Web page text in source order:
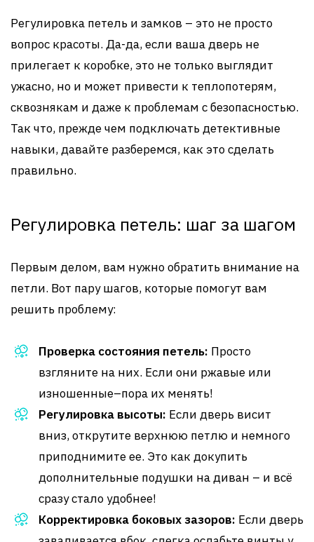
Регулировка петель и замков – это не просто
вопрос красоты. Да-да, если ваша дверь не
прилегает к коробке, это не только выглядит
ужасно, но и может привести к теплопотерям,
сквознякам и даже к проблемам с безопасностью.
Так что, прежде чем подключать детективные
навыки, давайте разберемся, как это сделать
правильно.
Регулировка петель: шаг за шагом
Первым делом, вам нужно обратить внимание на
петли. Вот пару шагов, которые помогут вам
решить проблему:
Проверка состояния петель: Просто
взгляните на них. Если они ржавые или
изношенные–пора их менять!
Регулировка высоты: Если дверь висит
вниз, открутите верхнюю петлю и немного
приподнимите ее. Это как докупить
дополнительные подушки на диван – и всё
сразу стало удобнее!
Корректировка боковых зазоров: Если дверь